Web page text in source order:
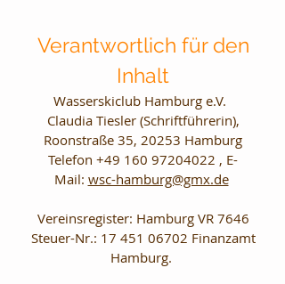
Verantwortlich für den
Inhalt
Wasserskiclub Hamburg e.V.
Claudia Tiesler (Schriftführerin),
Roonstraße 35, 20253 Hamburg
Telefon +49 160 97204022 , E-
Mail: wsc-hamburg@gmx.de
Vereinsregister: Hamburg VR 7646
Steuer-Nr.: 17 451 06702 Finanzamt
Hamburg.